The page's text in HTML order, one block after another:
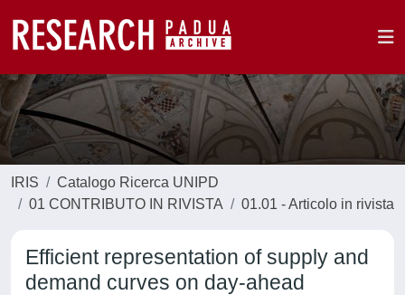
IRIS
Catalogo Ricerca UNIPD
01 CONTRIBUTO IN RIVISTA
01.01 - Articolo in rivista
Efficient representation of supply and
demand curves on day-ahead